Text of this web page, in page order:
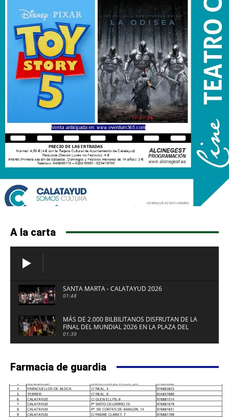
A la carta
SANTA MARTA - CALATAYUD 2026
01:48
MÁS DE 2.000 BILBILITANOS DISFRUTAN DE LA
FINAL DEL MUNDIAL 2026 EN LA PLAZA DEL
FUERTE DE CALATAYUD
01:39
Farmacia de guardia